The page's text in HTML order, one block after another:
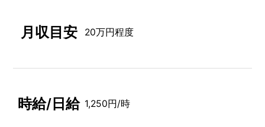
月収目安 20万円程度
時給/日給 1,250円/時